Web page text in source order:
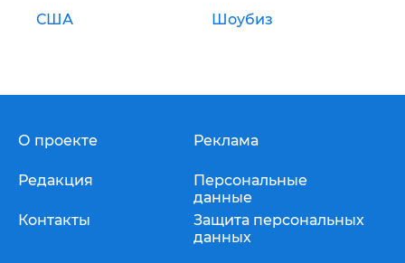
США Шоубиз
О проекте
Редакция
Контакты
Реклама
Персональные
данные
Защита персональных
данных